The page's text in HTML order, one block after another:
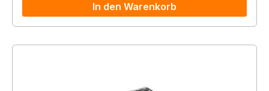
In den Warenkorb